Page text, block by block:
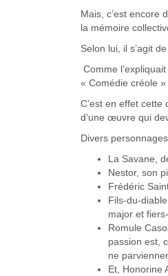
Mais, c’est encore
la mémoire
Selon lui, il s’agit
Comme
« Comédie créole »
C’est en effet
d’une œuvre qui
Divers
La Savane,
Nestor, son
Frédéric
Fils-du-
major et
Romule
passion est,
ne
Et, Honorine